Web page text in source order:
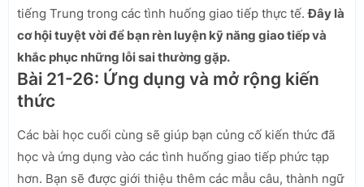
tiếng Trung trong các tình huống giao tiếp thực tế.Đây là
cơ hội tuyệt vời để bạn rèn luyện kỹ năng giao tiếp và
khắc phục những lỗi sai thường gặp.
Bài 21-26: Ứng dụng và mở rộng kiến
thức
Các bài học cuối cùng sẽ giúp bạn củng cố kiến thức đã
học và ứng dụng vào các tình huống giao tiếp phức tạp
hơn. Bạn sẽ được giới thiệu thêm các mẫu câu, thành ngữ